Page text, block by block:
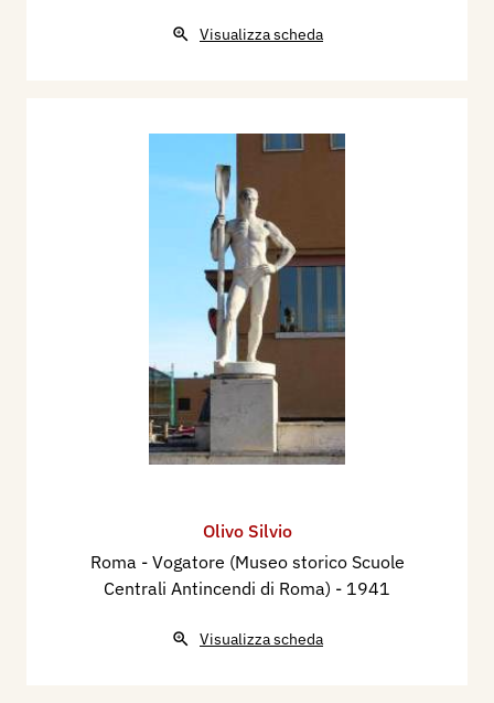
1940 - Monumento al Granatiere di Sardegna. I
Bozzetti, Mostra delle opere concorrenti al
premio San Remo - Scultura 1940 XVIII,
Comitato permanente per i Premi San Remo,
catalogo mostra, pp.nn.
1942 - Prima Mostra degli Artisti Italiani in Armi,
catalogo, Roma, Stato Maggiore R. Esercito, pp.
1996 - La Biennale di Venezia. Le Esposizioni
Internazionali d’Arte 1895-1995, Venezia,
Electa, p. 557.
Visualizza scheda
Olivo Silvio
Roma - Vogatore (Museo storico Scuole
Centrali Antincendi di Roma) - 1941
Visualizza scheda